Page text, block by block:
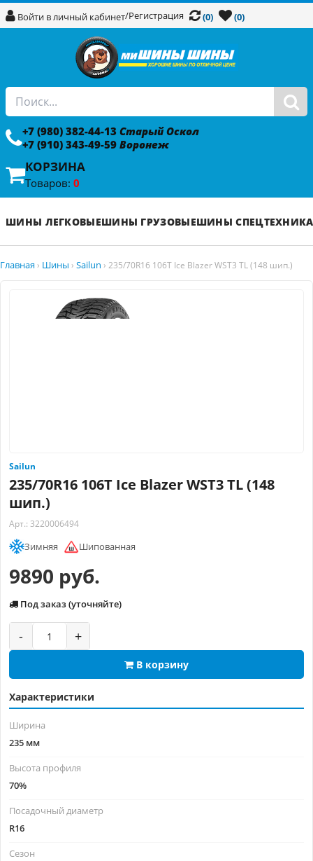
Войти в личный кабинет/Регистрация (0) (0)
+7 (980) 382-44-13 Старый Оскол
+7 (910) 343-49-59 Воронеж
КОРЗИНА
Товаров: 0
ШИНЫ ЛЕГКОВЫЕШИНЫ ГРУЗОВЫЕШИНЫ СПЕЦТЕХНИКА
Главная › Шины › Sailun › 235/70R16 106T Ice Blazer WST3 TL (148 шип.)
Sailun
235/70R16 106T Ice Blazer WST3 TL (148
шип.)
Арт.: 3220006494
Зимняя Шипованная
9890 руб.
Под заказ (уточняйте)
- +
В корзину
Характеристики
Ширина
235 мм
Высота профиля
70%
Посадочный диаметр
R16
Сезон